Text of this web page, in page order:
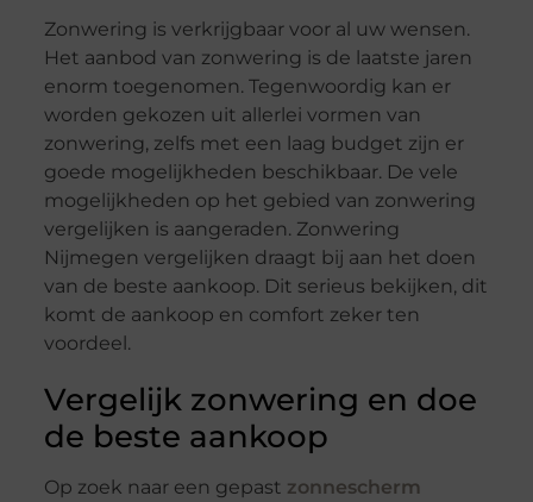
Zonwering is verkrijgbaar voor al uw wensen.
Het aanbod van zonwering is de laatste jaren
enorm toegenomen. Tegenwoordig kan er
worden gekozen uit allerlei vormen van
zonwering, zelfs met een laag budget zijn er
goede mogelijkheden beschikbaar. De vele
mogelijkheden op het gebied van zonwering
vergelijken is aangeraden. Zonwering
Nijmegen vergelijken draagt bij aan het doen
van de beste aankoop. Dit serieus bekijken, dit
komt de aankoop en comfort zeker ten
voordeel.
Vergelijk zonwering en doe
de beste aankoop
Op zoek naar een gepast zonnescherm